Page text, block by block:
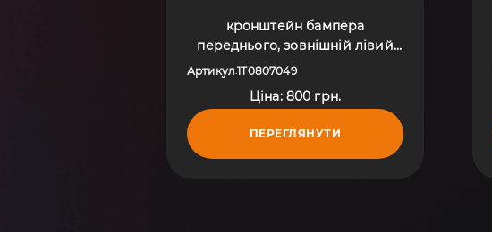
кронштейн бампера
переднього, зовнішній лівий
Volkswagen Touran I (2003-2010)
Артикул:1T0807049
Ціна: 800 грн.
ПЕРЕГЛЯНУТИ